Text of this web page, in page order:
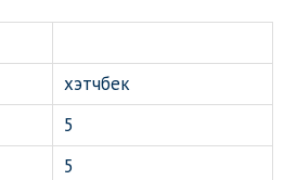
хэтчбек
5
5